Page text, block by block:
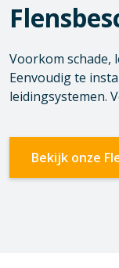
Voorkom schade,
Eenvoudig te
leidingsystemen.
Bekijk onze